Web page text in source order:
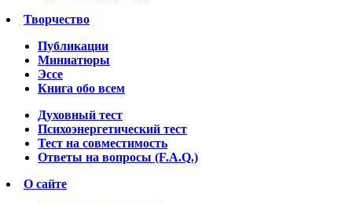
Творчество
Публикации
Миниатюры
Эссе
Книга обо всем
Духовный тест
Психоэнергетический тест
Тест на совместимость
Ответы на вопросы (F.A.Q.)
О сайте